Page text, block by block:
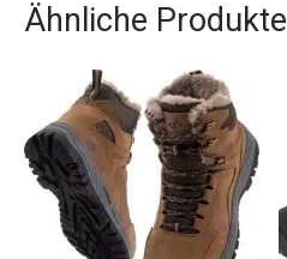
Ähnliche Produkte